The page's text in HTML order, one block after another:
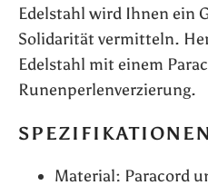
Edelstahl wird Ihnen ein
Solidarität vermitteln.
Edelstahl mit einem
Runenperlenverzierung.
Material: Paracord